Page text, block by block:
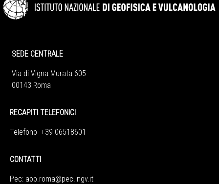
SEDE CENTRALE
Via di Vigna Murata 605
00143 Roma
RECAPITI TELEFONICI
Telefono +39 06518601
CONTATTI
Pec: aoo.roma@pec.ingv.it